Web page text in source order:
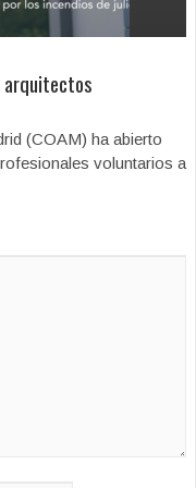
arquitectos
(COAM) ha abierto
voluntarios a